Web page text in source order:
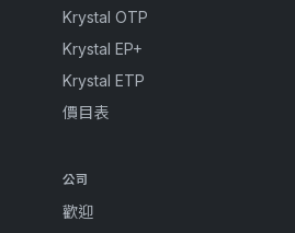
Krystal OTP
Krystal EP+
Krystal ETP
價目表
公司
歡迎